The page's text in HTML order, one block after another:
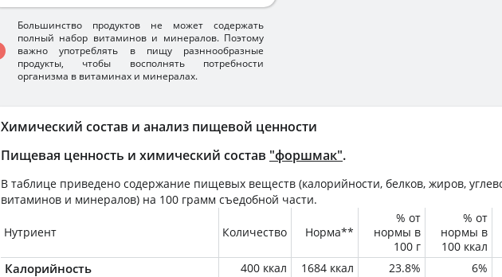
Химический состав и анализ пищевой ценности
Пищевая ценность и химический состав "форшмак".
В таблице приведено содержание пищевых веществ (калорийности, белков, жиров,
витаминов и минералов) на 100 грамм съедобной части.
Нутриент Количество Норма**
% от
нормы в
100 г
% от
нормы в
100 ккал
Калорийность 400 ккал 1684 ккал 23.8% 6%
Большинство продуктов не может содержать
полный набор витаминов и минералов. Поэтому
важно употреблять в пищу разннообразные
продукты, чтобы восполнять потребности
организма в витаминах и минералах.